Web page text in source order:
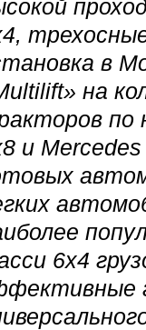
в
на
по
и
6х4